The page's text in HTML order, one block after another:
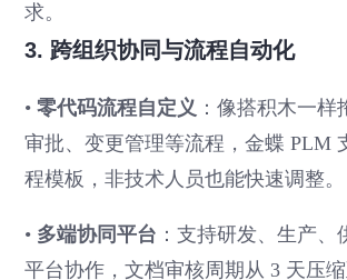
求。
3. 跨组织协同与流程自动化
•零代码流程自定义 ：像搭积木一
审批、变更管理等流程，金蝶 PLM
程模板，非技术人员也能快速调整。
• 多端协同平台 ：支持研发、生产、
平台协作，文档审核周期从 3 天压缩